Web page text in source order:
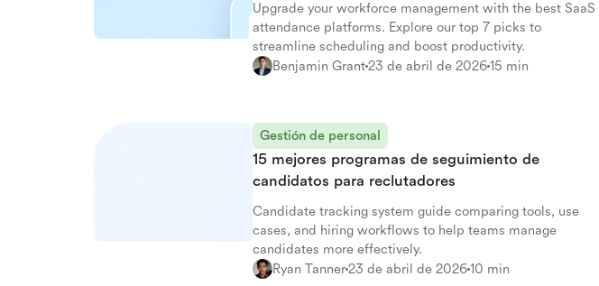
Upgrade your workforce management with the best SaaS
attendance platforms. Explore our top 7 picks to
streamline scheduling and boost productivity.
Benjamin Grant23 de abril de 202615 min
Gestión de personal
15 mejores programas de seguimiento de
candidatos para reclutadores
Candidate tracking system guide comparing tools, use
cases, and hiring workflows to help teams manage
candidates more effectively.
Ryan Tanner23 de abril de 202610 min